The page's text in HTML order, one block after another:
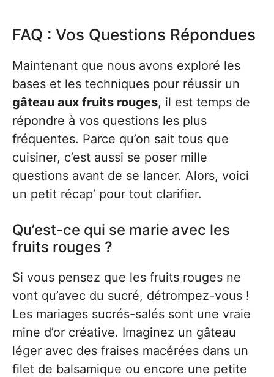
FAQ : Vos Questions Répondues
Maintenant que nous avons exploré les
bases et les techniques pour réussir un
gâteau aux fruits rouges, il est temps de
répondre à vos questions les plus
fréquentes. Parce qu’on sait tous que
cuisiner, c’est aussi se poser mille
questions avant de se lancer. Alors, voici
un petit récap’ pour tout clarifier.
Qu’est-ce qui se marie avec les
fruits rouges ?
Si vous pensez que les fruits rouges ne
vont qu’avec du sucré, détrompez-vous !
Les mariages sucrés-salés sont une vraie
mine d’or créative. Imaginez un gâteau
léger avec des fraises macérées dans un
filet de balsamique ou encore une petite